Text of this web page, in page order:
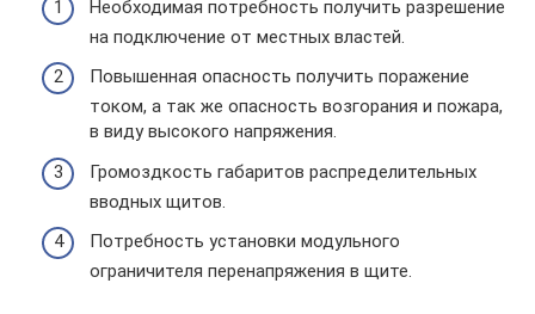
Необходимая потребность получить разрешение
на подключение от местных властей.
Повышенная опасность получить поражение
током, а так же опасность возгорания и пожара,
в виду высокого напряжения.
Громоздкость габаритов распределительных
вводных щитов.
Потребность установки модульного
ограничителя перенапряжения в щите.